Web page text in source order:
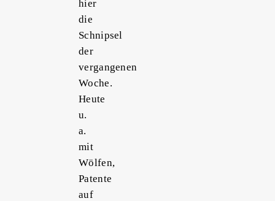
hier
die
Schnipsel
der
vergangenen
Woche.
Heute
u.
a.
mit
Wölfen,
Patente
auf